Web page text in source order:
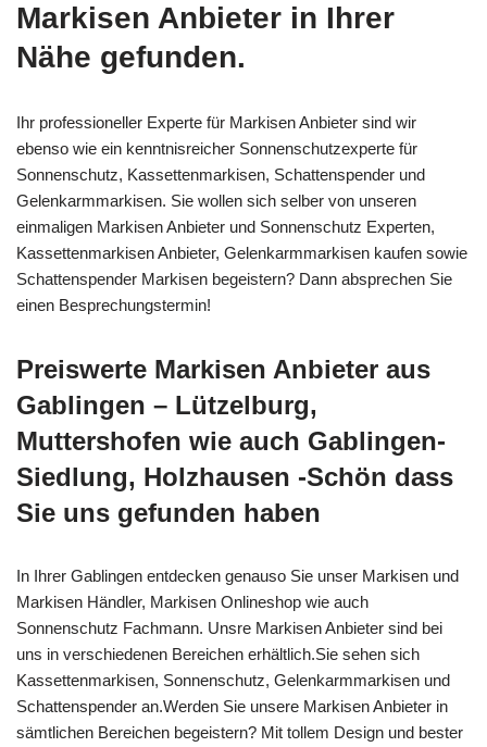
Markisen Anbieter in Ihrer
Nähe gefunden.
Ihr professioneller Experte für Markisen Anbieter sind wir
ebenso wie ein kenntnisreicher Sonnenschutzexperte für
Sonnenschutz, Kassettenmarkisen, Schattenspender und
Gelenkarmmarkisen. Sie wollen sich selber von unseren
einmaligen Markisen Anbieter und Sonnenschutz Experten,
Kassettenmarkisen Anbieter, Gelenkarmmarkisen kaufen sowie
Schattenspender Markisen begeistern? Dann absprechen Sie
einen Besprechungstermin!
Preiswerte Markisen Anbieter aus
Gablingen – Lützelburg,
Muttershofen wie auch Gablingen-
Siedlung, Holzhausen -Schön dass
Sie uns gefunden haben
In Ihrer Gablingen entdecken genauso Sie unser Markisen und
Markisen Händler, Markisen Onlineshop wie auch
Sonnenschutz Fachmann. Unsre Markisen Anbieter sind bei
uns in verschiedenen Bereichen erhältlich.Sie sehen sich
Kassettenmarkisen, Sonnenschutz, Gelenkarmmarkisen und
Schattenspender an.Werden Sie unsere Markisen Anbieter in
sämtlichen Bereichen begeistern? Mit tollem Design und bester